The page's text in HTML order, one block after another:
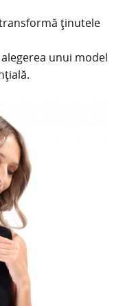
ținutele
unui model